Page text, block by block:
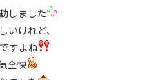
しました
けれど、
すよね
全快